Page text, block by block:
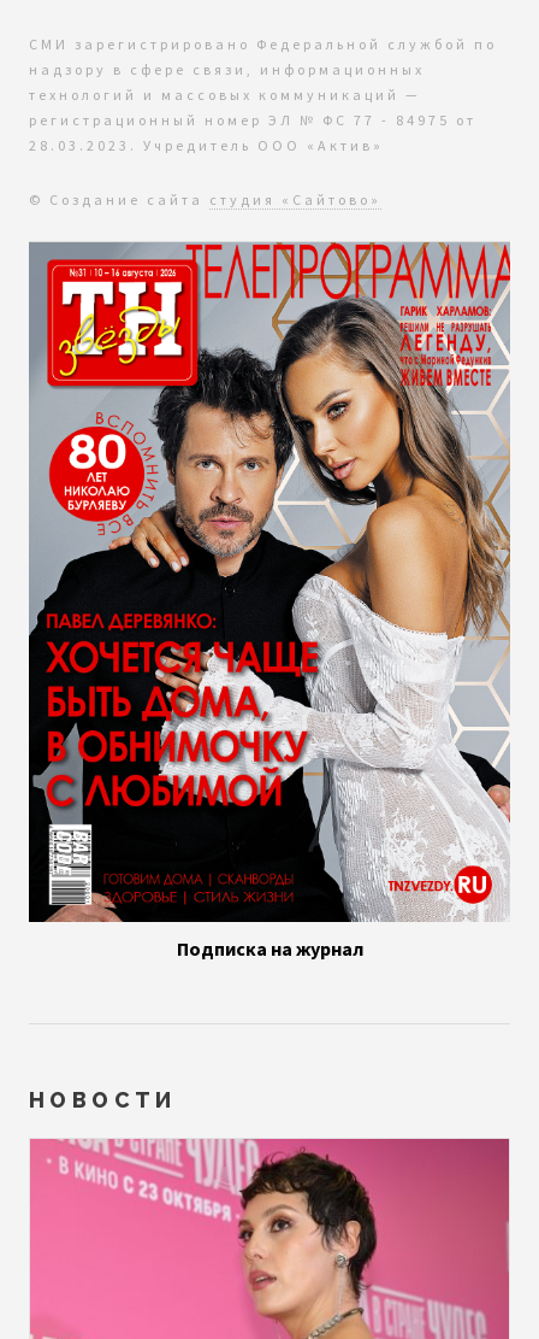
СМИ зарегистрировано Федеральной службой по
надзору в сфере связи, информационных
технологий и массовых коммуникаций —
регистрационный номер ЭЛ № ФС 77 - 84975 от
28.03.2023. Учредитель ООО «Актив»
© Создание сайта студия «Сайтово»
Подписка на журнал
НОВОСТИ